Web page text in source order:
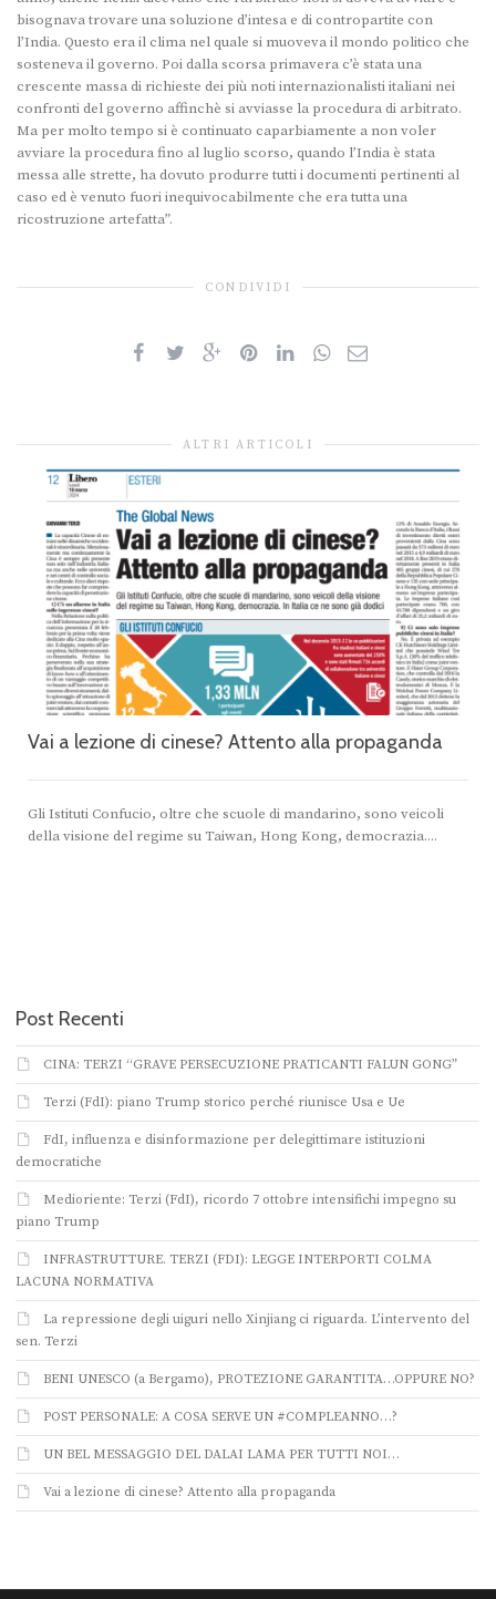
bisognava trovare una soluzione d’intesa e di contropartite con
l’India. Questo era il clima nel quale si muoveva il mondo politico che
sosteneva il governo. Poi dalla scorsa primavera c’è stata una
crescente massa di richieste dei più noti internazionalisti italiani nei
confronti del governo affinchè si avviasse la procedura di arbitrato.
Ma per molto tempo si è continuato caparbiamente a non voler
avviare la procedura fino al luglio scorso, quando l’India è stata
messa alle strette, ha dovuto produrre tutti i documenti pertinenti al
caso ed è venuto fuori inequivocabilmente che era tutta una
ricostruzione artefatta”.
CONDIVIDI
ALTRI ARTICOLI
Vai a lezione di cinese? Attento alla propaganda
Gli Istituti Confucio, oltre che scuole di mandarino, sono veicoli
della visione del regime su Taiwan, Hong Kong, democrazia....
Post Recenti
CINA: TERZI “GRAVE PERSECUZIONE PRATICANTI FALUN GONG”
Terzi (FdI): piano Trump storico perché riunisce Usa e Ue
FdI, influenza e disinformazione per delegittimare istituzioni
democratiche
Medioriente: Terzi (FdI), ricordo 7 ottobre intensifichi impegno su
piano Trump
INFRASTRUTTURE. TERZI (FDI): LEGGE INTERPORTI COLMA
LACUNA NORMATIVA
La repressione degli uiguri nello Xinjiang ci riguarda. L’intervento del
sen. Terzi
BENI UNESCO (a Bergamo), PROTEZIONE GARANTITA…OPPURE NO?
POST PERSONALE: A COSA SERVE UN #COMPLEANNO…?
UN BEL MESSAGGIO DEL DALAI LAMA PER TUTTI NOI…
Vai a lezione di cinese? Attento alla propaganda